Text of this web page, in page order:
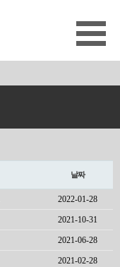
날짜
2022-01-28
2021-10-31
2021-06-28
2021-02-28